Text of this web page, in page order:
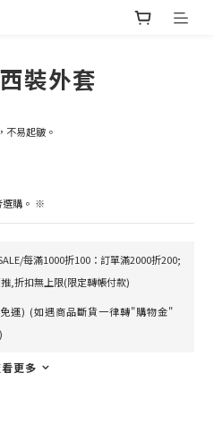
裝外套
不易起皺。
選購。 ※
每滿1000折100：訂單滿2000折200;
,折扣無上限(限定轉帳付款)
運) (如遇商品斷貨一律轉"購物金"
更多